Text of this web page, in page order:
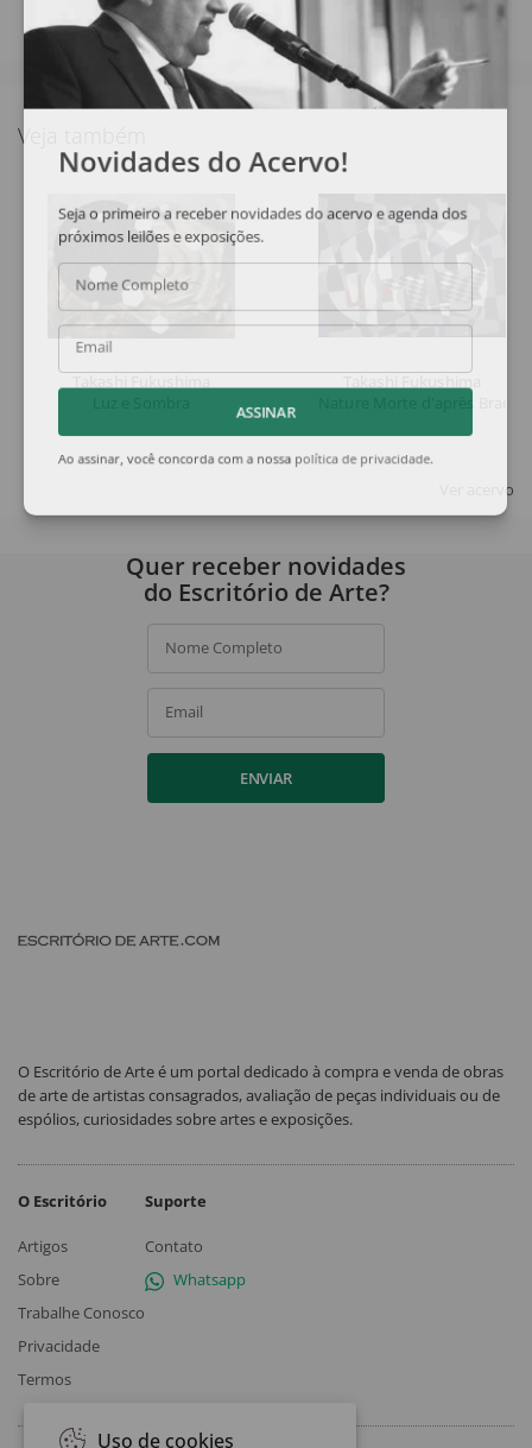
Veja também
Ver acervo
Novidades do Acervo!
Seja o primeiro a receber novidades do acervo e agenda dos
próximos leilões e exposições.
Nome Completo
Email
ASSINAR
Ao assinar, você concorda com a nossapolítica de privacidade
Quer receber novidades
do Escritório de Arte?
Nome Completo
Email
ENVIAR
O Escritório de Arte é um portal dedicado à compra e venda de obras
de arte de artistas consagrados, avaliação de peças individuais ou de
espólios, curiosidades sobre artes e exposições.
O Escritório
Artigos
Sobre
Trabalhe Conosco
Privacidade
Termos
Suporte
Contato
Whatsapp
Uso de cookies